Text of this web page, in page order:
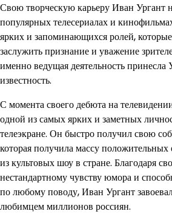
Свою творческую карьеру Иван Ургант
популярных телесериалах и
ярких и запоминающихся ролей,
заслужить признание и уважение
именно ведущая деятельность
известность.
С момента своего дебюта на
одной из самых ярких и заметных
телеэкране. Он быстро получил свою
которая получила массу
из культовых шоу в стране. Благодаря
нестандартному чувству юмора и
по любому поводу, Иван Ургант
любимцем миллионов россиян.